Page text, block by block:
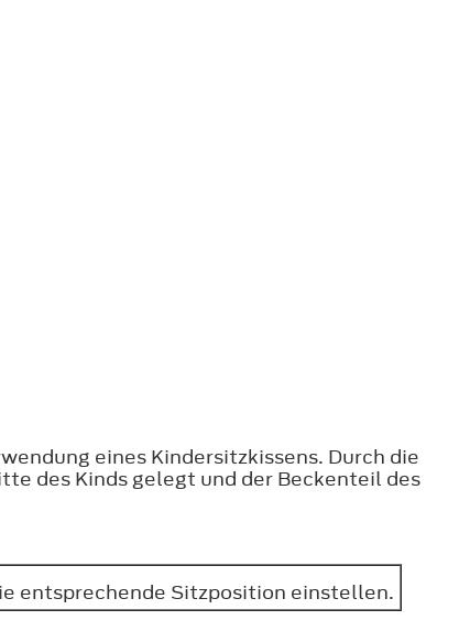
eines Kindersitzkissens. Durch die
des Kinds gelegt und der Beckenteil des
entsprechende Sitzposition einstellen.